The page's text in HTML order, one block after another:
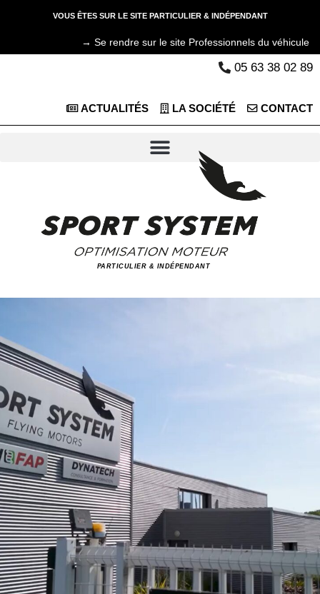
VOUS ÊTES SUR LE SITE PARTICULIER & INDÉPENDANT
→ Se rendre sur le site Professionnels du véhicule
PARTICULIER & INDÉPENDANT
05 63 38 02 89
ACTUALITÉS LA SOCIÉTÉ CONTACT